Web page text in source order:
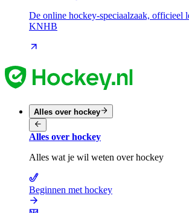
De online hockey-speciaalzaak, officieel
KNHB
Alles over hockey
Alles over hockey
Alles wat je wil weten over hockey
Beginnen met hockey